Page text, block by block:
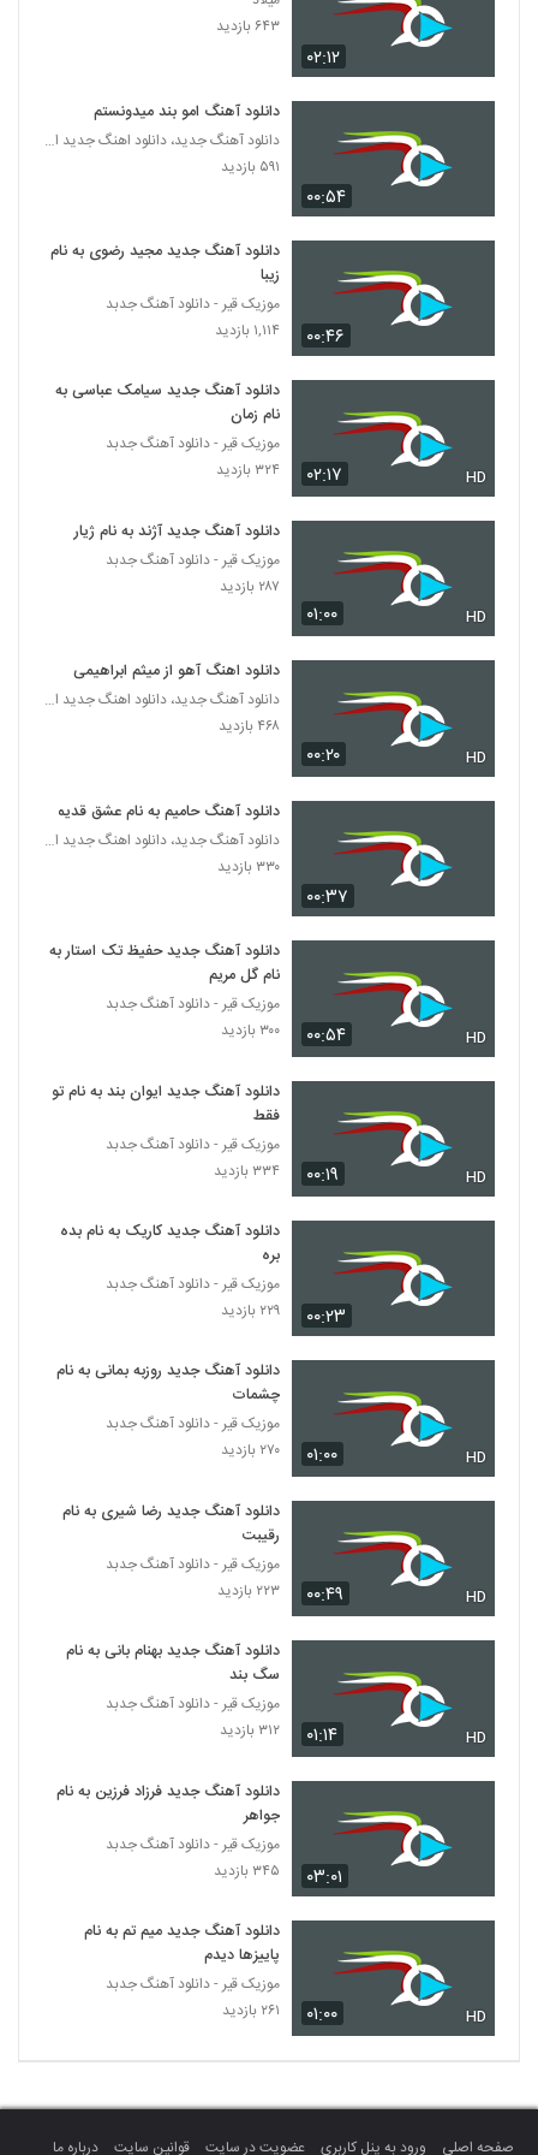
Heydari Deltangi)
۲۳۹ بازدید
فرخ(I) آهنگ قصه ی نسل من
دانلود آهنگ بلد است از روزبه نعمت الهی
آهنگ رضا بهرام بنام کاش
۳۷۲ بازدید
آهنگ هستم با تو از سینا عمادی(پاپ)
5031
دانلود آهنگ شهاب بخارایی بی امان
5032
(Ehsan Karimi(I) Bedoone Vaheme)
۲۶۸ بازدید
دانلود آهنگ جدید و زیبای نیما رفیع با نام موج
5034
دانلود آهنگ جدید و زیبای علیرضا افتخاری با
نام پابوس
روح الله چهره آهنگ بی قرار توام
۲۵۶ بازدید
دانلود آهنگ مدل من از بابک کنعانی
موزیک زیبای دلم از دنیا گرفته از ابوالفضل
خرمرودی
5038
دانلود آهنگ علی پناه بعد یک سال
۲۵۹ بازدید
دانلود آهنگ جدید و زیبای مسعود سلگی با نام
روز مرگ
Monfared Dordane)
5041
آهنگ تقدیر از علی حامدی(پاپ)
۲۶۵ بازدید
موزیک زیبای دیوونه بازی از رضا حدایقی
دانلود آهنگ عطارد مدهوش
5044
Band Baz)
Rahimi Khoda)
۲۶۶ بازدید
دانلود آهنگ جدید و زیبای حسام بهنود با نام
عزیز من
دانلود آهنگ اینجوری نمیمونه از علی پارسا
۶۳۴ بازدید
5048
دانلود آهنگ آرمین وطنیان من عاشقت شدم
۰۲:۱۲
۶۴۳ بازدید
۰۰:۵۴
دانلود آهنگ امو بند میدونستم
دانلود آهنگ جدید، دانلود اهنگ جدید ایرانی
۵۹۱ بازدید
۰۰:۴۶
دانلود آهنگ جدید مجید رضوی به نام
زیبا
موزیک قیر - دانلود آهنگ جدبد
۱,۱۱۴ بازدید
۰۲:۱۷ HD
دانلود آهنگ جدید سیامک عباسی به
نام زمان
موزیک قیر - دانلود آهنگ جدبد
۳۲۴ بازدید
۰۱:۰۰ HD
دانلود آهنگ جدید آژند به نام ژیار
موزیک قیر - دانلود آهنگ جدبد
۲۸۷ بازدید
۰۰:۲۰ HD
دانلود اهنگ آهو از میثم ابراهیمی
دانلود آهنگ جدید، دانلود اهنگ جدید ایرانی
۴۶۸ بازدید
۰۰:۳۷
دانلود آهنگ حامیم به نام عشق قدیمی
دانلود آهنگ جدید، دانلود اهنگ جدید ایرانی
۳۳۰ بازدید
۰۰:۵۴ HD
دانلود آهنگ جدید حفیظ تک استار به
نام گل مریم
موزیک قیر - دانلود آهنگ جدبد
۳۰۰ بازدید
۰۰:۱۹ HD
دانلود آهنگ جدید ایوان بند به نام تو
فقط
موزیک قیر - دانلود آهنگ جدبد
۳۳۴ بازدید
۰۰:۲۳
دانلود آهنگ جدید کاریک به نام بده
بره
موزیک قیر - دانلود آهنگ جدبد
۲۲۹ بازدید
۰۱:۰۰ HD
دانلود آهنگ جدید روزبه بمانی به نام
چشمات
موزیک قیر - دانلود آهنگ جدبد
۲۷۰ بازدید
۰۰:۴۹ HD
دانلود آهنگ جدید رضا شیری به نام
رقیبت
موزیک قیر - دانلود آهنگ جدبد
۲۲۳ بازدید
۰۱:۱۴ HD
دانلود آهنگ جدید بهنام بانی به نام
سگ بند
موزیک قیر - دانلود آهنگ جدبد
۳۱۲ بازدید
۰۳:۰۱
دانلود آهنگ جدید فرزاد فرزین به نام
جواهر
موزیک قیر - دانلود آهنگ جدبد
۳۴۵ بازدید
۰۱:۰۰ HD
دانلود آهنگ جدید میم تم به نام
پاییزها دیدم
موزیک قیر - دانلود آهنگ جدبد
۲۶۱ بازدید
صفحه اصلی ورود به پنل کاربری عضویت در سایت قوانین سایت درباره ما